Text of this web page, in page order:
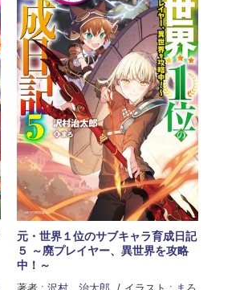
元・世界１位のサブキャラ育成日記
５ ～廃プレイヤー、異世界を攻略
中！～